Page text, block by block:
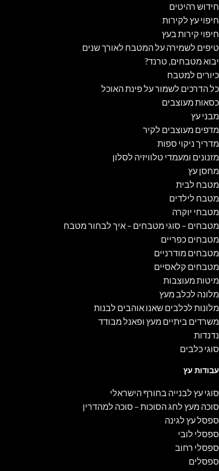
חידוש רהיטים
חיפוי עץ לקירות
חיפוי קירות בעץ
טיפים לשמירה על המטבח לאורך שנים
יבוא מטבחים, טרנד?
כיורים למטבח
כל הדרכים לשמור על פינת האוכל
כסאות מעוצבים
מבני עץ
מדפים מעוצבים לקיר
מדריך ניקוי ספות
מזנונים ומעמדי טלוויזיה לסלון
מחסן עץ
מטבח לבית
מטבח לילדים
מטבחי יוקרה
מטבחים – סוגי מטבחים – איך לבחור מטבח
מטבחים כפריים
מטבחים מודרניים
מטבחים קלאסיים
מיטות מעוצבות
מלונה לכלב מעץ
מלונות לכלבים שאנו אוהבים לבנות
משרדים ביתיים מעץ ופאנל מבודד
נדנדות
סוגי כלבים
עבודות עץ
סוגי עץ לבנייה בחורף הישראלי
סוכה מעץ לחג הסוכות – סוכה למהדרין
ספסל עץ לגינה
ספסלי לובי
ספסלי רחוב
ספסלים